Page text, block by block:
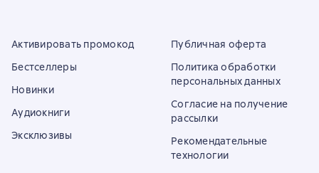
Активировать промокод
Бестселлеры
Новинки
Аудиокниги
Эксклюзивы
Публичная оферта
Политика обработки
персональных данных
Согласие на получение
рассылки
Рекомендательные
технологии